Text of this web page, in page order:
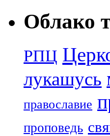
Облако
РПЦ
лукашусь
православие
проповедь